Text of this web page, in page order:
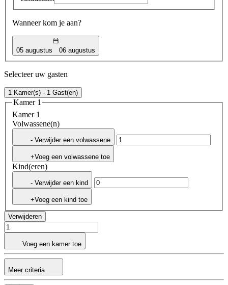
Wanneer kom je aan?
05 augustus 06 augustus
Selecteer uw gasten
1 Kamer(s) - 1 Gast(en)
Kamer 1
Kamer 1
Volwassene(n)
- Verwijder een volwassene
+Voeg een volwassene toe
Kind(eren)
- Verwijder een kind
+Voeg een kind toe
Verwijderen
Voeg een kamer toe
Meer criteria